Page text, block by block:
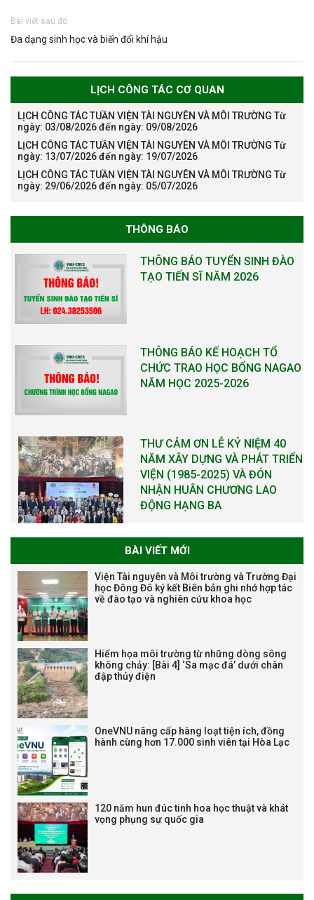
Bài viết sau đó
Đa dạng sinh học và biến đổi khí hậu
LỊCH CÔNG TÁC CƠ QUAN
LỊCH CÔNG TÁC TUẦN VIỆN TÀI NGUYÊN VÀ MÔI TRƯỜNG Từ
ngày: 03/08/2026 đến ngày: 09/08/2026
LỊCH CÔNG TÁC TUẦN VIỆN TÀI NGUYÊN VÀ MÔI TRƯỜNG Từ
ngày: 13/07/2026 đến ngày: 19/07/2026
LỊCH CÔNG TÁC TUẦN VIỆN TÀI NGUYÊN VÀ MÔI TRƯỜNG Từ
ngày: 29/06/2026 đến ngày: 05/07/2026
THÔNG BÁO
THÔNG BÁO TUYỂN SINH ĐÀO
TẠO TIẾN SĨ NĂM 2026
THÔNG BÁO KẾ HOẠCH TỔ
CHỨC TRAO HỌC BỔNG NAGAO
NĂM HỌC 2025-2026
THƯ CẢM ƠN LỄ KỶ NIỆM 40
NĂM XÂY DỰNG VÀ PHÁT TRIỂN
VIỆN (1985-2025) VÀ ĐÓN
NHẬN HUÂN CHƯƠNG LAO
ĐỘNG HẠNG BA
Tạm dừng công tác tuyển dụng
viên chức, người lao động các
vị trí việc làm chức danh nghề
Bảo vệ luận án tiến sĩ của NCS
BÀI VIẾT MỚI
Viện Tài nguyên và Môi trường và Trường Đại
học Đông Đô ký kết Biên bản ghi nhớ hợp tác
về đào tạo và nghiên cứu khoa học
Hiểm họa môi trường từ những dòng sông
không chảy: [Bài 4] ‘Sa mạc đá’ dưới chân
đập thủy điện
OneVNU nâng cấp hàng loạt tiện ích, đồng
hành cùng hơn 17.000 sinh viên tại Hòa Lạc
120 năm hun đúc tinh hoa học thuật và khát
vọng phụng sự quốc gia